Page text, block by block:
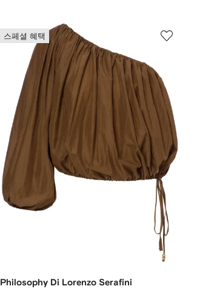
스페셜 혜택
Philosophy Di Lorenzo Serafini